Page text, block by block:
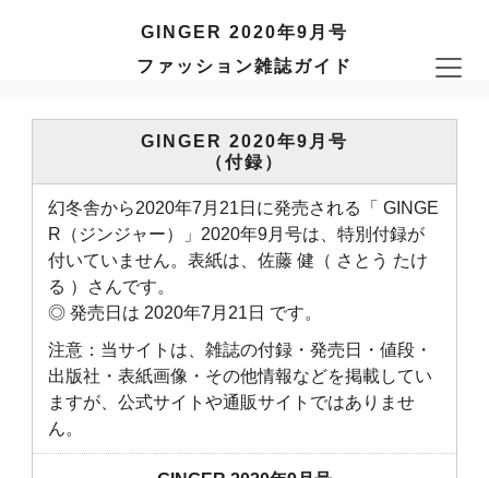
GINGER 2020年9月号
ファッション雑誌ガイド
GINGER 2020年9月号
（付録）
幻冬舎から2020年7月21日に発売される「 GINGE
R（ジンジャー）」2020年9月号は、特別付録が
付いていません。表紙は、佐藤 健（ さとう たけ
る ）さんです。
◎ 発売日は 2020年7月21日 です。
注意：当サイトは、雑誌の付録・発売日・値段・
出版社・表紙画像・その他情報などを掲載してい
ますが、公式サイトや通販サイトではありませ
ん。